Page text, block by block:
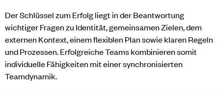
Der Schlüssel zum Erfolg liegt in der Beantwortung
wichtiger Fragen zu Identität, gemeinsamen Zielen, dem
externen Kontext, einem flexiblen Plan sowie klaren Regeln
und Prozessen. Erfolgreiche Teams kombinieren somit
individuelle Fähigkeiten mit einer synchronisierten
Teamdynamik.